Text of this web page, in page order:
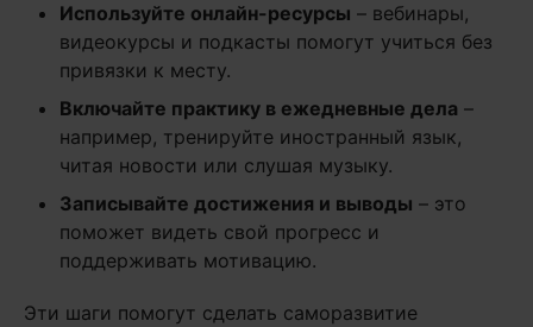
Используйте онлайн-ресурсы – вебинары,
видеокурсы и подкасты помогут учиться без
привязки к месту.
Включайте практику в ежедневные дела –
например, тренируйте иностранный язык,
читая новости или слушая музыку.
Записывайте достижения и выводы – это
поможет видеть свой прогресс и
поддерживать мотивацию.
Эти шаги помогут сделать саморазвитие